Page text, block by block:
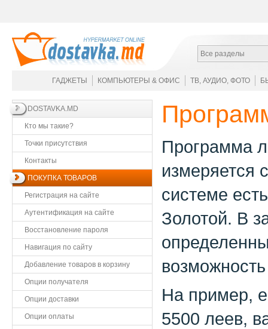
Все разделы
ГАДЖЕТЫ КОМПЬЮТЕРЫ & ОФИС ТВ, АУДИО, ФОТО
DOSTAVKA.MD
Кто мы такие?
Точки присутствия
Контакты
ПОКУПКА ТОВАРОВ
Регистрация на сайте
Аутентификация на сайте
Восстановление пароля
Навигация по сайту
Добавление товаров в корзину
Опции получателя
Опции доставки
Опции оплаты
Программа
измеряется
системе
Золотой. В
На пример,
5500 леев,